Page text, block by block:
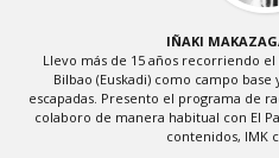
IÑAKI
Llevo más de 15 años recorriendo
Bilbao (Euskadi) como campo
escapadas. Presento el programa de
colaboro de manera habitual con El
contenidos, IMK